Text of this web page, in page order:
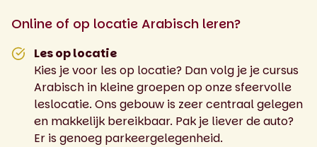
Online of op locatie Arabisch leren?
Les op locatie
Kies je voor les op locatie? Dan volg je je cursus
Arabisch in kleine groepen op onze sfeervolle
leslocatie. Ons gebouw is zeer centraal gelegen
en makkelijk bereikbaar. Pak je liever de auto?
Er is genoeg parkeergelegenheid.